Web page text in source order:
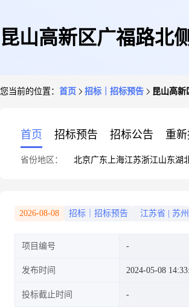
昆山高新区广福路北
您当前的位置： 首页 招标｜招标预告 昆山高
首页 招标预告 招标公告 重
省份地区： 北京广东 上海江苏浙江山东湖
2026-08-08 招标｜招标预告 江苏省 苏
项目编号
发布时间 2024-05-08
投标截止时间